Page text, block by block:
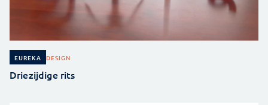
EUREKA DESIGN
Driezijdige rits